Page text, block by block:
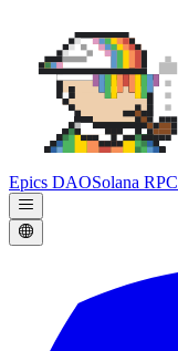
Epics DAOSolana RPC